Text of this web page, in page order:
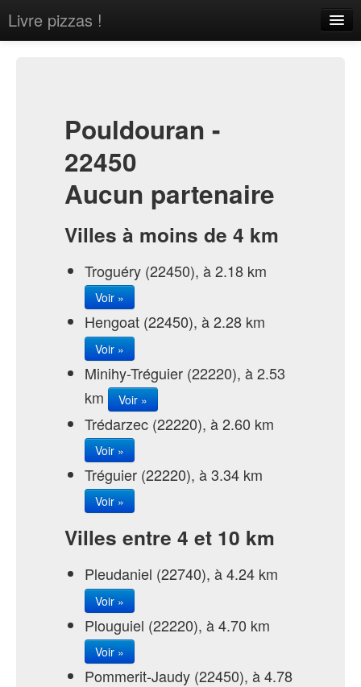
Livre pizzas !
Sign in
Pouldouran -
22450
Aucun partenaire
Villes à moins de 4 km
Troguéry (22450), à 2.18 km
Voir »
Hengoat (22450), à 2.28 km
Voir »
Minihy-Tréguier (22220), à 2.53
km
Voir »
Trédarzec (22220), à 2.60 km
Voir »
Tréguier (22220), à 3.34 km
Voir »
Villes entre 4 et 10 km
Pleudaniel (22740), à 4.24 km
Voir »
Plouguiel (22220), à 4.70 km
Voir »
Pommerit-Jaudy (22450), à 4.78